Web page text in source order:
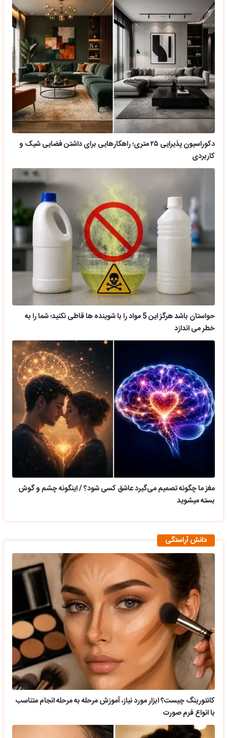
دکوراسیون پذیرایی ۲۵ متری؛ راهکارهایی برای داشتن فضایی شیک و
کاربردی
حواستان باشد هرگز این 5 مواد را با شوینده ها قاطی نکنید؛ شما را به
خطر می اندازد
مغز ما چگونه تصمیم می‌گیرد عاشق کسی شود؟ / اینگونه چشم و گوش
بسته میشوید
دانش آراستگی
کانتورینگ چیست؟ ابزار مورد نیاز، آموزش مرحله به مرحله انجام متناسب
با انواع فرم صورت